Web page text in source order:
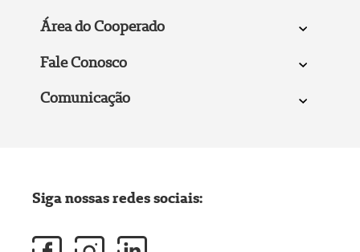
Área do Cooperado
Fale Conosco
Comunicação
Siga nossas redes sociais: